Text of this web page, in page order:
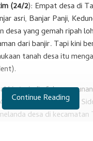
(24/2): Empat desa di
asri, Banjar Panji,
desa yang gemah ripah
dari banjir. Tapi kini
tanah desa itu
terjadi efek
desa itu akibat lumpur
desa di kecamatan
Continue Reading